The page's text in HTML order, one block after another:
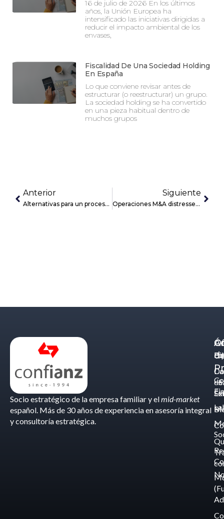
16 de julio de 2026 En los últimos
años, la Unión Europea ha
intensificado las iniciativas dirigidas a
reducir el impacto ambiental de los
envases,
Fiscalidad De Una Sociedad Holding
En España
Lo que conviene revisar antes de
estructurar (o reestructurar) un grupo.
La sociedad holding se ha convertido
en una pieza habitual dentro de
muchos grupos
Anterior
Alternativas para un proceso de sucesión empresarial en las pymes. Enfoque estratégico y fiscal
Siguiente
Operaciones M&A distressed: fusiones y adquisiciones de empresas en apuros
Socio estratégico de la empresa familiar y elmid-market
español. Más de 30 años de experiencia en asesoría integral
y consultoría estratégica.
de
-